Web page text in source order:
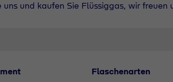
uns und kaufen Sie Flüssiggas, wir freuen
Flaschenarten